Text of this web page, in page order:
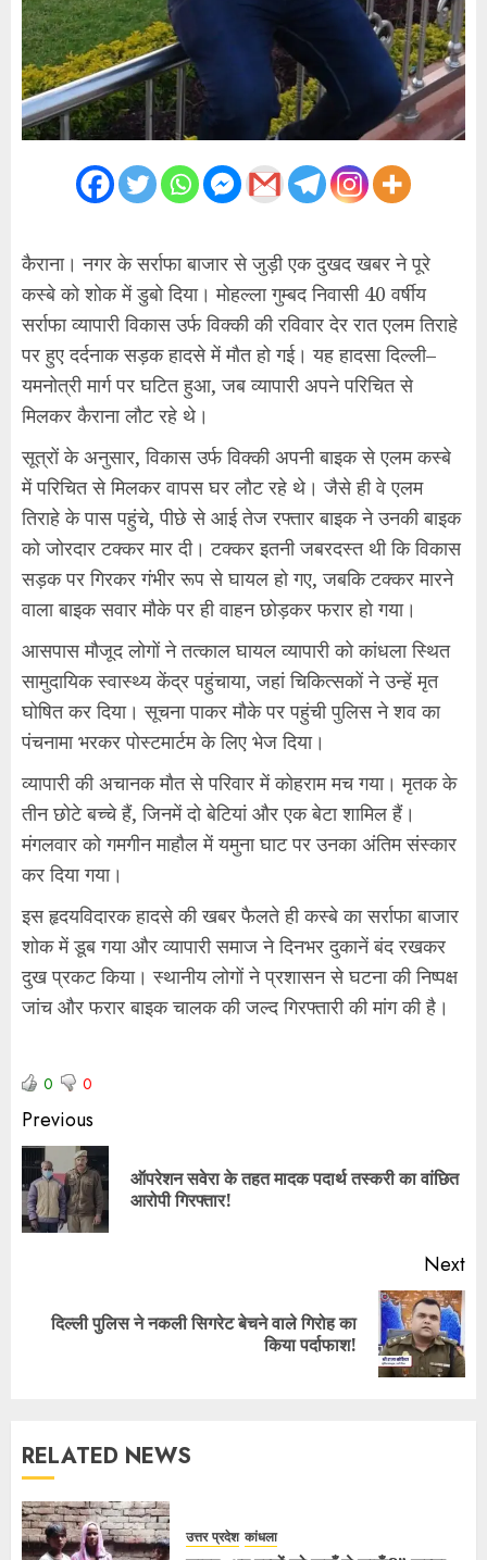
कैराना। नगर के सर्राफा बाजार से जुड़ी एक दुखद खबर ने पूरे
कस्बे को शोक में डुबो दिया। मोहल्ला गुम्बद निवासी 40 वर्षीय
सर्राफा व्यापारी विकास उर्फ विक्की की रविवार देर रात एलम तिराहे
पर हुए दर्दनाक सड़क हादसे में मौत हो गई। यह हादसा दिल्ली–
यमनोत्री मार्ग पर घटित हुआ, जब व्यापारी अपने परिचित से
मिलकर कैराना लौट रहे थे।
सूत्रों के अनुसार, विकास उर्फ विक्की अपनी बाइक से एलम कस्बे
में परिचित से मिलकर वापस घर लौट रहे थे। जैसे ही वे एलम
तिराहे के पास पहुंचे, पीछे से आई तेज रफ्तार बाइक ने उनकी बाइक
को जोरदार टक्कर मार दी। टक्कर इतनी जबरदस्त थी कि विकास
सड़क पर गिरकर गंभीर रूप से घायल हो गए, जबकि टक्कर मारने
वाला बाइक सवार मौके पर ही वाहन छोड़कर फरार हो गया।
आसपास मौजूद लोगों ने तत्काल घायल व्यापारी को कांधला स्थित
सामुदायिक स्वास्थ्य केंद्र पहुंचाया, जहां चिकित्सकों ने उन्हें मृत
घोषित कर दिया। सूचना पाकर मौके पर पहुंची पुलिस ने शव का
पंचनामा भरकर पोस्टमार्टम के लिए भेज दिया।
व्यापारी की अचानक मौत से परिवार में कोहराम मच गया। मृतक के
तीन छोटे बच्चे हैं, जिनमें दो बेटियां और एक बेटा शामिल हैं।
मंगलवार को गमगीन माहौल में यमुना घाट पर उनका अंतिम संस्कार
कर दिया गया।
इस हृदयविदारक हादसे की खबर फैलते ही कस्बे का सर्राफा बाजार
शोक में डूब गया और व्यापारी समाज ने दिनभर दुकानें बंद रखकर
दुख प्रकट किया। स्थानीय लोगों ने प्रशासन से घटना की निष्पक्ष
जांच और फरार बाइक चालक की जल्द गिरफ्तारी की मांग की है।
0 0
Previous
ऑपरेशन सवेरा के तहत मादक पदार्थ तस्करी का वांछित
आरोपी गिरफ्तार!
Next
दिल्ली पुलिस ने नकली सिगरेट बेचने वाले गिरोह का
किया पर्दाफाश!
RELATED NEWS
उत्तर प्रदेश कांधला